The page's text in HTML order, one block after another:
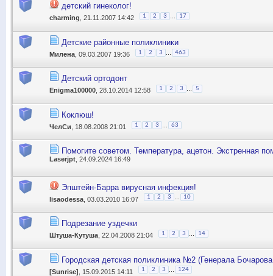
детский гинеколог!
charming , 21.11.2007 14:42 1 2 3 17
Детские районные поликлиники
Милена , 09.03.2007 19:36 1 2 3 463
Детский ортодонт
Enigma100000 , 28.10.2014 12:58 1 2 3 5
Коклюш!
ЧелСи , 18.08.2008 21:01 1 2 3 63
Помогите советом. Температура, ацетон. Экстренная
Laserjpt , 24.09.2024 16:49
Эпштейн-Барра вирусная инфекция!
lisaodessa , 03.03.2010 16:07 1 2 3 ... 10
Подрезание уздечки
Штуша-Кутуша , 22.04.2008 21:04 1 2 3 14
Городская детская поликлиника №2 (Генерала
[Sunrise] , 15.09.2015 14:11 1 2 3 124